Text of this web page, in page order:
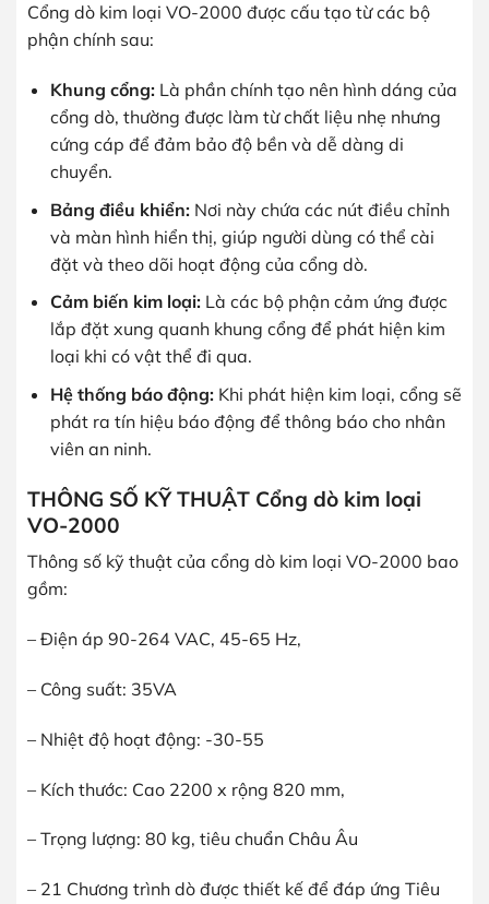
Cổng dò kim loại VO-2000 được cấu tạo từ các bộ
phận chính sau:
Khung cổng:Là phần chính tạo nên hình dáng của
cổng dò, thường được làm từ chất liệu nhẹ nhưng
cứng cáp để đảm bảo độ bền và dễ dàng di
chuyển.
Bảng điều khiển:Nơi này chứa các nút điều chỉnh
và màn hình hiển thị, giúp người dùng có thể cài
đặt và theo dõi hoạt động của cổng dò.
Cảm biến kim loại:Là các bộ phận cảm ứng được
lắp đặt xung quanh khung cổng để phát hiện kim
loại khi có vật thể đi qua.
Hệ thống báo động:Khi phát hiện kim loại, cổng sẽ
phát ra tín hiệu báo động để thông báo cho nhân
viên an ninh.
THÔNG SỐ KỸ THUẬT Cổng dò kim loại
VO-2000
Thông số kỹ thuật của cổng dò kim loại VO-2000 bao
gồm:
– Điện áp 90-264 VAC, 45-65 Hz,
– Công suất: 35VA
– Nhiệt độ hoạt động: -30-55
– Kích thước: Cao 2200 x rộng 820 mm,
– Trọng lượng: 80 kg, tiêu chuẩn Châu Âu
– 21 Chương trình dò được thiết kế để đáp ứng Tiêu